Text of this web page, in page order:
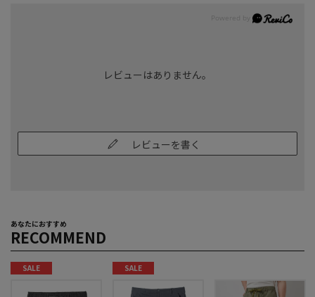
レビューはありません。
レビューを書く
あなたにおすすめ
RECOMMEND
SALE SALE